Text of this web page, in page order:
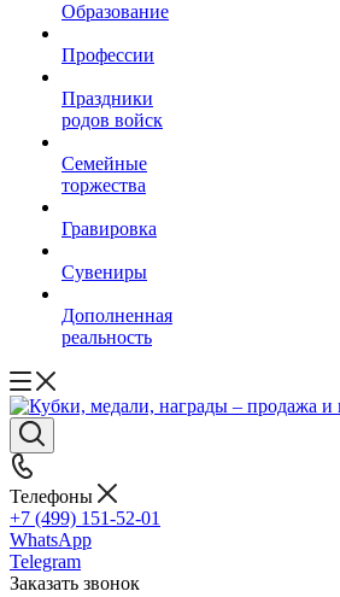
Образование
Профессии
Праздники
родов войск
Семейные
торжества
Гравировка
Сувениры
Дополненная
реальность
Телефоны
+7 (499) 151-52-01
WhatsApp
Telegram
Заказать звонок